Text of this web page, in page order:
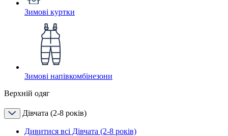
Зимові куртки
Зимові напівкомбінезони
Верхній одяг
Дівчата (2-8 років)
Дивитися всі Дівчата (2-8 років)